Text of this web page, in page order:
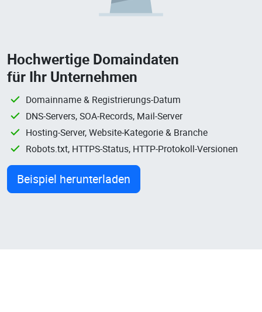
Hochwertige Domaindaten
für Ihr Unternehmen
Domainname & Registrierungs-Datum
DNS-Servers, SOA-Records, Mail-Server
Hosting-Server, Website-Kategorie & Branche
Robots.txt, HTTPS-Status, HTTP-Protokoll-Versionen
Beispiel herunterladen